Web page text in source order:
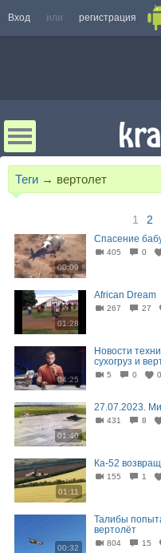
Вход или регистрация
Теги → вертолет
1 2
00:09
Спасение
405 0
01:28
African Dream
267 27
04:25
Новости
сухогруз и
5 0
01:40
27.07.2023.
431 8
01:11
Ка-52
155 1
00:32
Талибы
вертолёт
804 15